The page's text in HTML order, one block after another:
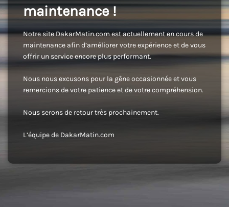
maintenance !
Notre site DakarMatin.com est actuellement en cours de
maintenance afin d’améliorer votre expérience et de vous
offrir un service encore plus performant.
Nous nous excusons pour la gêne occasionnée et vous
remercions de votre patience et de votre compréhension.
Nous serons de retour très prochainement.
L’équipe de DakarMatin.com